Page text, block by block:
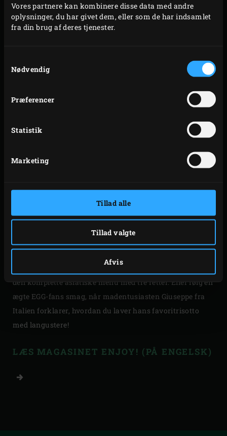
Vores partnere kan kombinere disse data med andre
oplysninger, du har givet dem, eller som de har indsamlet
fra din brug af deres tjenester.
Nødvendig
Præferencer
Statistik
Marketing
Tillad alle
Tillad valgte
Afvis
et blik på de tre enkle vegetariske retter, som er
kunne tænke dig en asiatisk oplevelse, kan du tilberede
den komplette asiatiske menu med tre retter. Eller følg en
ægte EGG-fans smag, når madentusiasten Giuseppe fra
Italien forklarer, hvordan du laver hans favoritrisotto
med langustere!
LÆS MAGASINET ENJOY! (PÅ ENGELSK)